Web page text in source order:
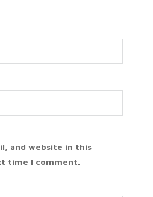
and website in this
time I comment.